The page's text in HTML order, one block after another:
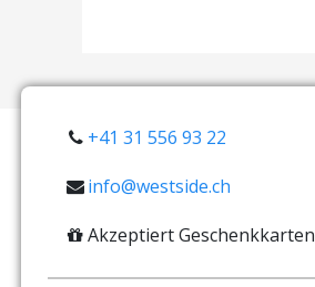
+41 31 556 93 22
info@westside.ch
Akzeptiert Geschenkkarten